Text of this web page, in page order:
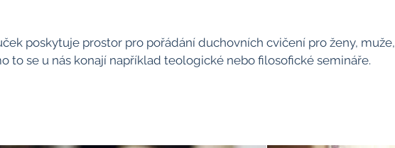
poskytuje prostor pro pořádání duchovních cvičení pro ženy, muže,
to se u nás konají například teologické nebo filosofické semináře.